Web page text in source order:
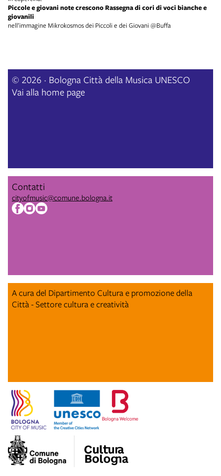
Piccole e giovani note crescono Rassegna di cori di voci bianche e
giovanili
nell’immagine Mikrokosmos dei Piccoli e dei Giovani @Buffa
© 2026 · Bologna Città della Musica UNESCO
Vai alla home page
Contatti
cityofmusic@comune.bologna.it
A cura del Dipartimento Cultura e promozione della
Città - Settore cultura e creatività